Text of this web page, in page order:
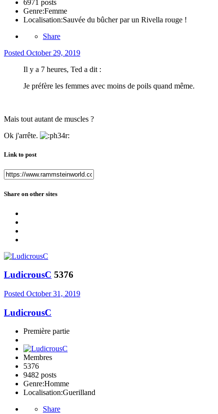
6971 posts
Genre:Femme
Localisation:Sauvée du bûcher par un Rivella rouge !
Share
Posted October 29, 2019
Il y a 7 heures, Ted a dit :
Je préfère les femmes avec moins de poils quand même.
Mais tout autant de muscles ?
Ok j'arrête.
Link to post
Share on other sites
LudicrousC 5376
Posted October 31, 2019
LudicrousC
Première partie
Membres
5376
9482 posts
Genre:Homme
Localisation:Guerilland
Share